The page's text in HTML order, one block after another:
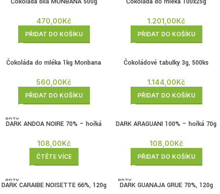
470,00Kč
PŘIDAT DO KOŠÍKU
1.201,00Kč
PŘIDAT DO KOŠÍKU
Čokoláda do mléka 1kg Monbana
560,00Kč
PŘIDAT DO KOŠÍKU
Čokoládové tabulky 3g, 500ks
1.144,00Kč
PŘIDAT DO KOŠÍKU
BRZY
ZPĚT
DARK ANDOA NOIRE 70% – hořká
108,00Kč
ČTĚTE VÍCE
DARK ARAGUANI 100% – hořká 70g
108,00Kč
PŘIDAT DO KOŠÍKU
BRZY
ZPĚT
DARK CARAIBE NOISETTE 66%, 120g
BRZY
ZPĚT
DARK GUANAJA GRUE 70%, 120g